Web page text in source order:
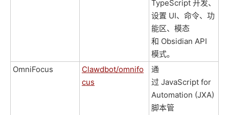
TypeScript 开发、
设置 UI、命令、功
能区、模态
和 Obsidian API
模式。
OmniFocus
Clawdbot/omnifo
cus
通
过 JavaScript for
Automation (JXA)
脚本管